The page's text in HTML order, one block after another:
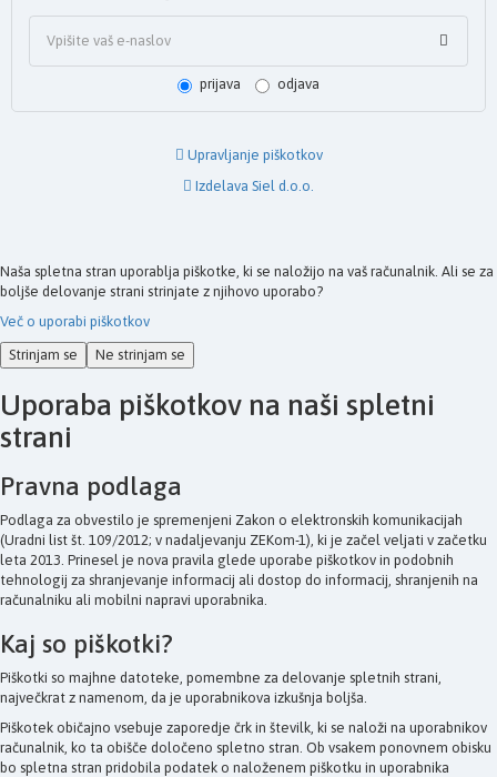
prijava odjava
Upravljanje piškotkov
Izdelava Siel d.o.o.
Naša spletna stran uporablja piškotke, ki se naložijo na vaš računalnik. Ali se za
boljše delovanje strani strinjate z njihovo uporabo?
Več o uporabi piškotkov
Strinjam se
Ne strinjam se
Uporaba piškotkov na naši spletni
strani
Pravna podlaga
Podlaga za obvestilo je spremenjeni Zakon o elektronskih komunikacijah
(Uradni list št. 109/2012; v nadaljevanju ZEKom-1), ki je začel veljati v začetku
leta 2013. Prinesel je nova pravila glede uporabe piškotkov in podobnih
tehnologij za shranjevanje informacij ali dostop do informacij, shranjenih na
računalniku ali mobilni napravi uporabnika.
Kaj so piškotki?
Piškotki so majhne datoteke, pomembne za delovanje spletnih strani,
največkrat z namenom, da je uporabnikova izkušnja boljša.
Piškotek običajno vsebuje zaporedje črk in številk, ki se naloži na uporabnikov
računalnik, ko ta obišče določeno spletno stran. Ob vsakem ponovnem obisku
bo spletna stran pridobila podatek o naloženem piškotku in uporabnika